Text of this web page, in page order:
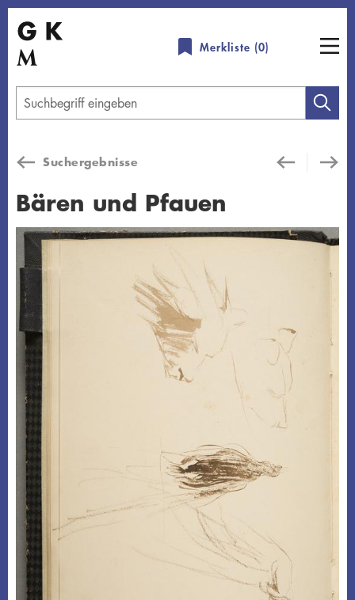
Direkt
zum
Inhalt
Merkliste (0)
Geben
Sie
Suchbegriff
Suchergebnisse
Bären und Pfauen
Übersicht schließen